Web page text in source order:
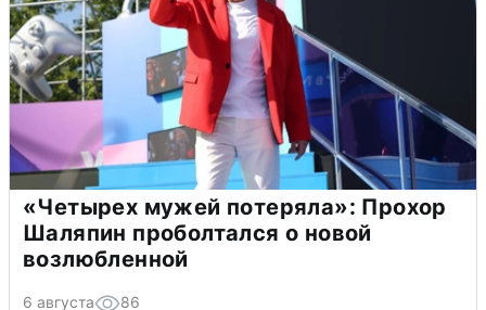
«Четырех мужей потеряла»: Прохор
Шаляпин проболтался о новой
возлюбленной
6 августа 86